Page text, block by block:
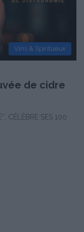
Vins & Spiritueux
de cidre
CÉLÈBRE SES 100